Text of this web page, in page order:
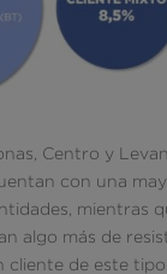
Centro y
con una
mientras
algo más de
cliente de este